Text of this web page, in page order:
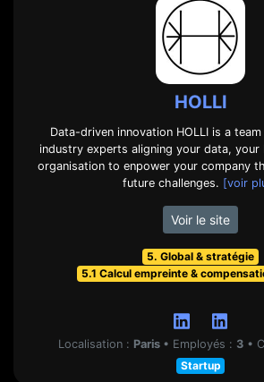
HOLLI
Data-driven innovation HOLLI is a
industry experts aligning your data, your
organisation to enpower your company
future challenges. [voir
Voir le site
5. Global & stratégie
5.1 Calcul empreinte &
Localisation : Paris • Employés : 3 •
Startup